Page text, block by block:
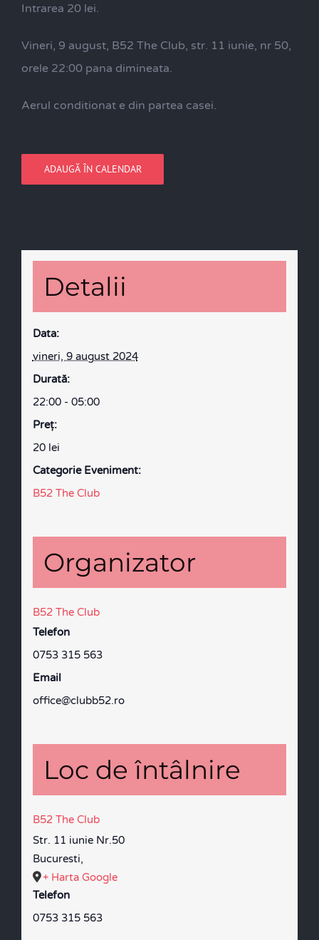
Intrarea 20 lei.
Vineri, 9 august, B52 The Club, str. 11 iunie, nr 50,
orele 22:00 pana dimineata.
Aerul conditionat e din partea casei.
ADAUGĂ ÎN CALENDAR
Detalii
Data:
vineri, 9 august 2024
Durată:
22:00 - 05:00
Preţ:
20 lei
Categorie Eveniment:
B52 The Club
Organizator
B52 The Club
Telefon
0753 315 563
Email
office@clubb52.ro
Loc de întâlnire
B52 The Club
Str. 11 iunie Nr.50
Bucuresti,
+ Harta Google
Telefon
0753 315 563